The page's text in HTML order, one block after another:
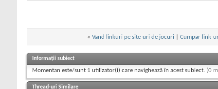
« Vand linkuri pe site-uri de jocuri Cumpar link-
Informații subiect
Momentan este/sunt 1 utilizator(i) care navighează în acest subiect. (0
Thread-uri Similare